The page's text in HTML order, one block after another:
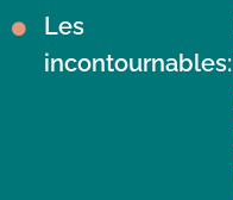
Les
incontournables: